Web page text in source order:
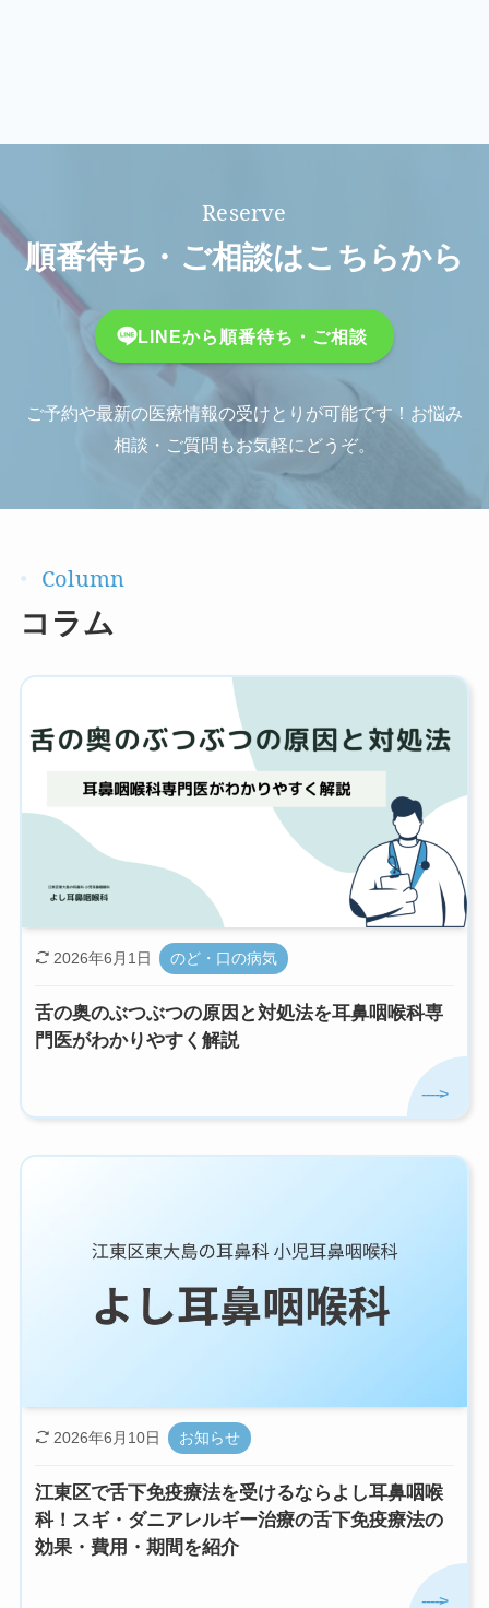
順番待ち・ご相談はこちらから
LINEから順番待ち・ご相談
ご予約や最新の医療情報の受けとりが可能です！お悩み
相談・ご質問もお気軽にどうぞ。
コラム
舌の奥のぶつぶつの原因と対処法を耳鼻咽喉科専
門医がわかりやすく解説
2026年6月1日 のど・口の病気
江東区で舌下免疫療法を受けるならよし耳鼻咽喉
科！スギ・ダニアレルギー治療の舌下免疫療法の
効果・費用・期間を紹介
2026年6月10日 お知らせ